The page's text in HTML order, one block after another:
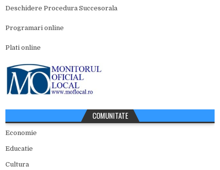
Deschidere Procedura Succesorala
Programari online
Plati online
COMUNITATE
Economie
Educatie
Cultura